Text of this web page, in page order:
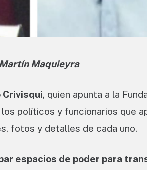
Maquieyra
Crivisqui, quien apunta a la
políticos y funcionarios que
fotos y detalles de cada uno.
espacios de poder para